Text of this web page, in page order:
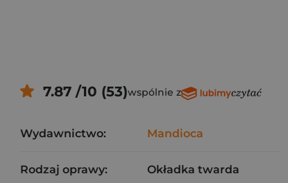
7.87 /10 (53)wspólnie z
Wydawnictwo: Mandioca
Rodzaj oprawy: Okładka twarda